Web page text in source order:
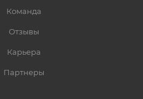
Команда
Отзывы
Карьера
Партнеры